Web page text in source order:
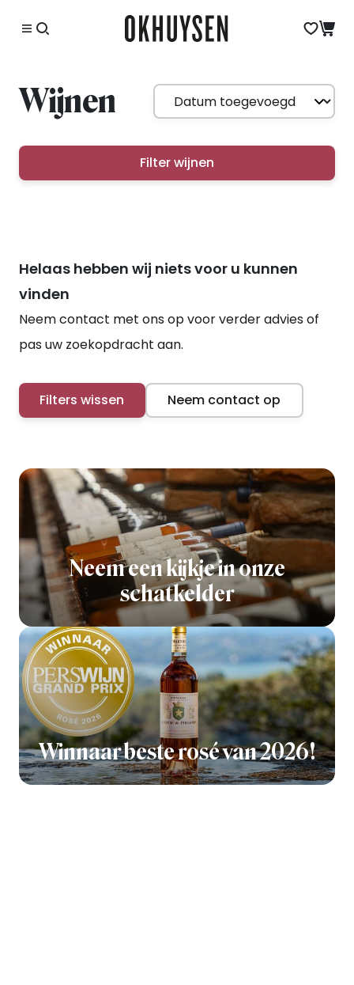
Wijnen
Filter wijnen
Helaas hebben wij niets voor u kunnen
vinden
Neem contact met ons op voor verder advies of
pas uw zoekopdracht aan.
Filters wissen Neem contact op
Neem een kijkje in onze
schatkelder
Winnaar beste rosé van 2026!